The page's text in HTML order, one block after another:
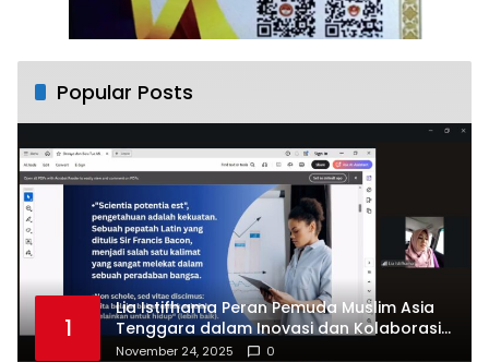
Popular Posts
1
Lia Istifhama Peran Pemuda Muslim Asia
Tenggara dalam Inovasi dan Kolaborasi
Internasional
November 24, 2025 0